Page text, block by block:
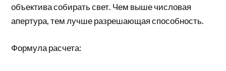
объектива собирать свет. Чем выше числовая
апертура, тем лучше разрешающая способность.
Формула расчета: